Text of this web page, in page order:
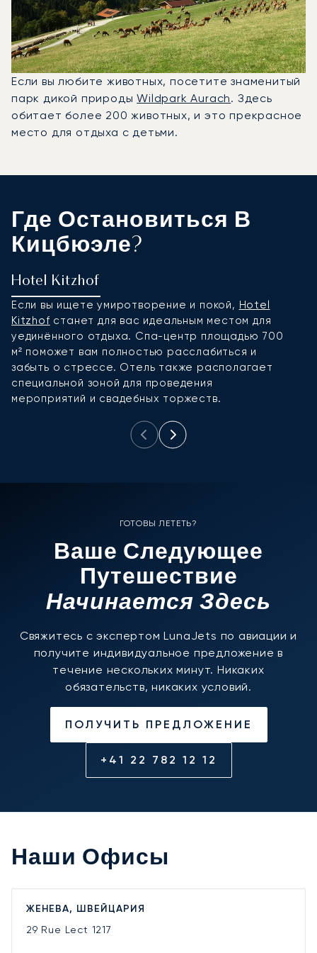
Если вы любите животных, посетите знаменитый
парк дикой природыWildpark Aurach. Здесь
обитает более 200 животных, и это прекрасное
место для отдыха с детьми.
Где Остановиться В
Кицбюэле?
Hotel Kitzhof
Если вы ищете умиротворение и покой, Hotel
Kitzhof станет для вас идеальным местом для
уединённого отдыха. Спа-центр площадью 700
м² поможет вам полностью расслабиться и
забыть о стрессе. Отель также располагает
специальной зоной для проведения
мероприятий и свадебных торжеств.
ГОТОВЫ ЛЕТЕТЬ?
Ваше Следующее
Путешествие
Начинается Здесь
Свяжитесь с экспертом LunaJets по авиации и
получите индивидуальное предложение в
течение нескольких минут. Никаких
обязательств, никаких условий.
ПОЛУЧИТЬ ПРЕДЛОЖЕНИЕ
+41 22 782 12 12
Наши Офисы
ЖЕНЕВА, ШВЕЙЦАРИЯ
29 Rue Lect 1217